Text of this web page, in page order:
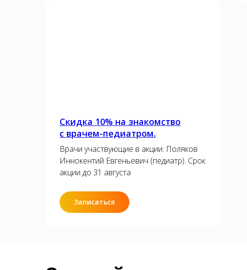
Скидка 10% на знакомство
с врачем-педиатром.
Врачи участвующие в акции: Поляков
Иннокентий Евгеньевич (педиатр). Срок
акции до 31 августа
Записаться